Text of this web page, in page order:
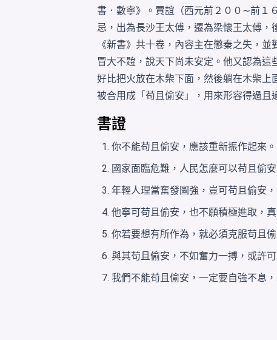
書．數寧》。賈誼（西元前２００∼前１
忌，出為長沙王太傅 ，遷為梁懷王太傅，
《新書》共十卷， 內容主在懲秦之失，並
冒大不韙，說天下尚未安定。他又認為這
好比把火放在木柴下面，然後躺在木柴上
被合用 成「苟且偷安」， 用來形容得過且
書證
你不能苟且偷安，應該重新振作起來。
國家面臨危難，人民怎麼可以苟且偷安
年輕人理當奮發圖強，豈可苟且偷安，
他寧可苟且偷安，也不願積極進取，真
你若要想有所作為，就必須克服苟且偷
與其苟且偷安，不如奮力一搏，或許
我們不能苟且偷安，一定要自強不息